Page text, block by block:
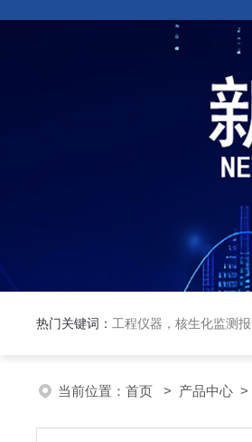
热门关键词： 工程仪器，核生化监测
当前位置： 首页 > 产品中心